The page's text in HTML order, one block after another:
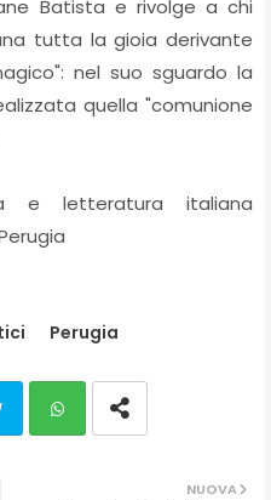
Batista e rivolge a chi
tutta la gioia derivante
nel suo sguardo la
quella "comunione
e letteratura italiana
Perugia
NUOVA